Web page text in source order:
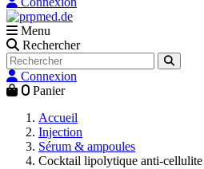
Menu
Rechercher
Connexion
0 Panier
Accueil
Injection
Sérum & ampoules
Cocktail lipolytique anti-